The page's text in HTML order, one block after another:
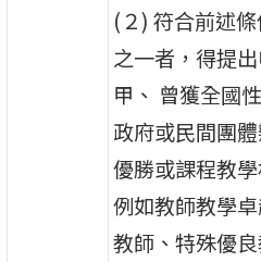
(２) 符合前述
之一者，得提出
甲、 曾獲全國
政府或民間團
優勝或課程教
例如教師教學
教師、特殊優